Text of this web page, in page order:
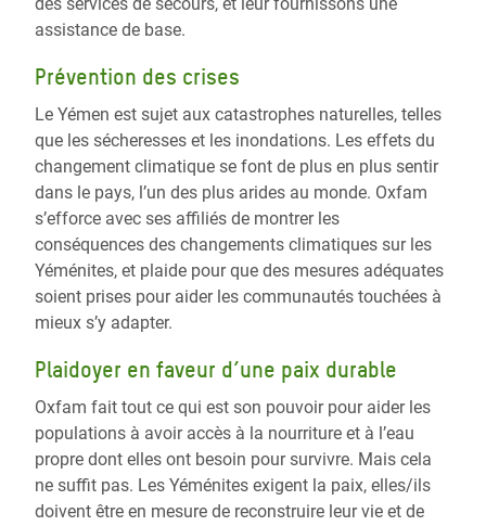
assistance de base.
Prévention des crises
Le Yémen est sujet aux catastrophes naturelles, telles
que les sécheresses et les inondations. Les effets du
changement climatique se font de plus en plus sentir
dans le pays, l’un des plus arides au monde. Oxfam
s’efforce avec ses affiliés de montrer les
conséquences des changements climatiques sur les
Yéménites, et plaide pour que des mesures adéquates
soient prises pour aider les communautés touchées à
mieux s’y adapter.
Plaidoyer en faveur d’une paix durable
Oxfam fait tout ce qui est son pouvoir pour aider les
populations à avoir accès à la nourriture et à l’eau
propre dont elles ont besoin pour survivre. Mais cela
ne suffit pas. Les Yéménites exigent la paix, elles/ils
doivent être en mesure de reconstruire leur vie et de